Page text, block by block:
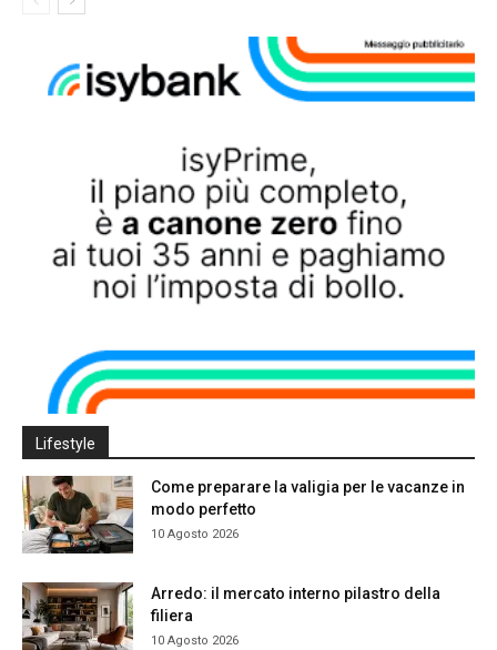
Lifestyle
Come preparare la valigia per le vacanze in
modo perfetto
10 Agosto 2026
Arredo: il mercato interno pilastro della
filiera
10 Agosto 2026